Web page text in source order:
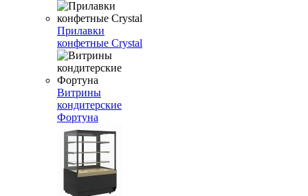
Прилавки
конфетные Crystal
Витрины
кондитерские
Фортуна